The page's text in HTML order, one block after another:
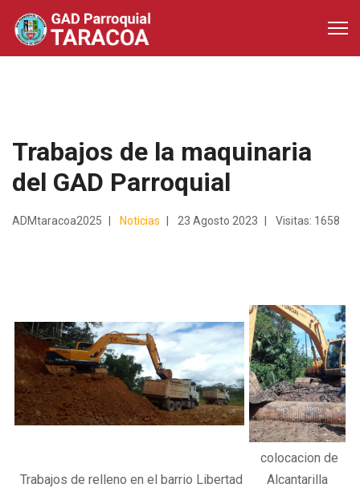
Trabajos de la maquinaria
del GAD Parroquial
ADMtaracoa2025 Noticias 23 Agosto 2023 Visitas: 1658
Trabajos de relleno en el barrio Libertad
colocacion de
Alcantarilla